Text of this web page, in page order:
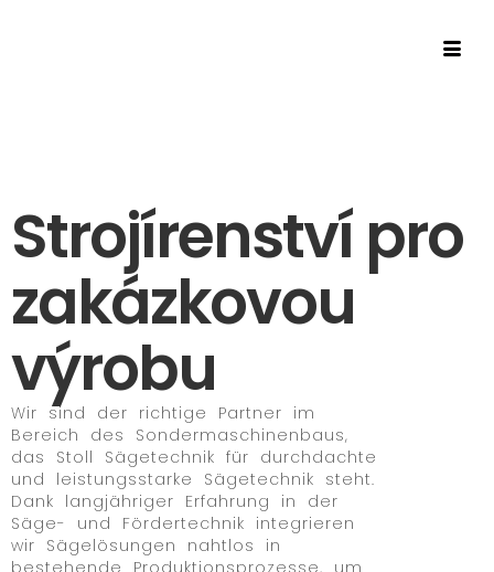
Strojírenství pro
zakázkovou
výrobu
Wir sind der richtige Partner im
Bereich des Sondermaschinenbaus,
das Stoll Sägetechnik für durchdachte
und leistungsstarke Sägetechnik steht.
Dank langjähriger Erfahrung in der
Säge- und Fördertechnik integrieren
wir Sägelösungen nahtlos in